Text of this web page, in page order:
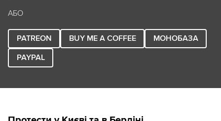
АБО
PATREON BUY ME A COFFEE
МОНОБАЗА
PAYPAL